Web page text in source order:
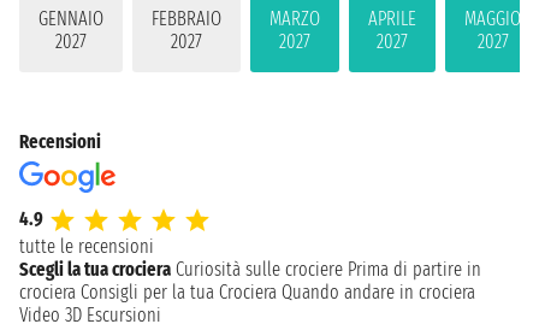
GENNAIO
2027
FEBBRAIO
2027
MARZO
2027
APRILE
2027
MAGGIO
2027
Recensioni
4.9
tutte le recensioni
Scegli la tua crociera Curiosità sulle crociere Prima di partire in
crociera Consigli per la tua Crociera Quando andare in crociera
Video 3D Escursioni